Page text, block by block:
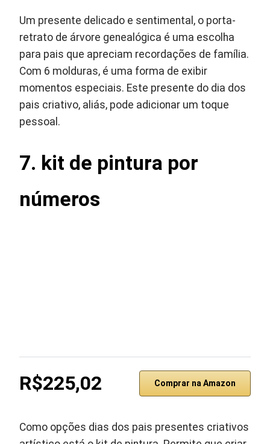
Um presente delicado e sentimental, o porta-
retrato de árvore genealógica é uma escolha
para pais que apreciam recordações de família.
Com 6 molduras, é uma forma de exibir
momentos especiais. Este presente do dia dos
pais criativo, aliás, pode adicionar um toque
pessoal.
7. kit de pintura por
números
R$225,02 Comprar na Amazon
Como opções dias dos pais presentes criativos